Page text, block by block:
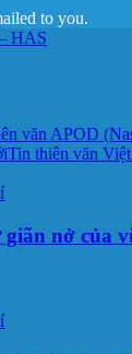
to you.
HAS
văn APOD
Tin thiên văn
giãn nở của